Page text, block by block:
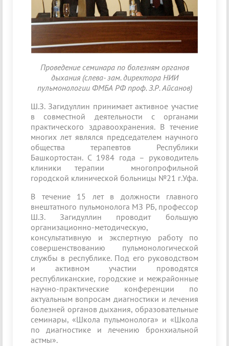
Проведение семинара по болезням органов
дыхания (слева- зам. директора НИИ
пульмонологии ФМБА РФ проф. З.Р. Айсанов)
Ш.З. Загидуллин принимает активное участие
в совместной деятельности с органами
практического здравоохранения. В течение
многих лет являлся председателем научного
общества терапевтов Республики
Башкортостан. С 1984 года – руководитель
клиники терапии многопрофильной
городской клинической больницы №21 г.Уфа.
В течение 15 лет в должности главного
внештатного пульмонолога МЗ РБ, профессор
Ш.З. Загидуллин проводит большую
организационно-методическую,
консультативную и экспертную работу по
совершенствованию пульмонологической
службы в республике. Под его руководством
и активном участии проводятся
республиканские, городские и межрайонные
научно-практические конференции по
актуальным вопросам диагностики и лечения
болезней органов дыхания, образовательные
семинары, «Школа пульмонолога» и «Школа
по диагностике и лечению бронхиальной
астмы».